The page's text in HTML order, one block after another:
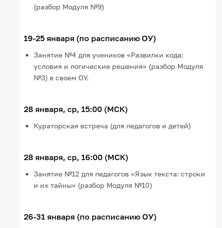
(разбор Модуля №9)
19-25 января (по расписанию ОУ)
Занятие №4 для учеников «Развилки кода:
условия и логические решения» (разбор Модуля
№3) в своем ОУ.
28 января, ср, 15:00 (МСК)
Кураторская встреча (для педагогов и детей)
28 января, ср, 16:00 (МСК)
Занятие №12 для педагогов «Язык текста: строки
и их тайны» (разбор Модуля №10)
26-31 января (по расписанию ОУ)